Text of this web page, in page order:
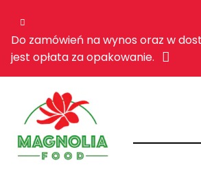
Do zamówień na wynos oraz w
jest opłata za opakowanie.